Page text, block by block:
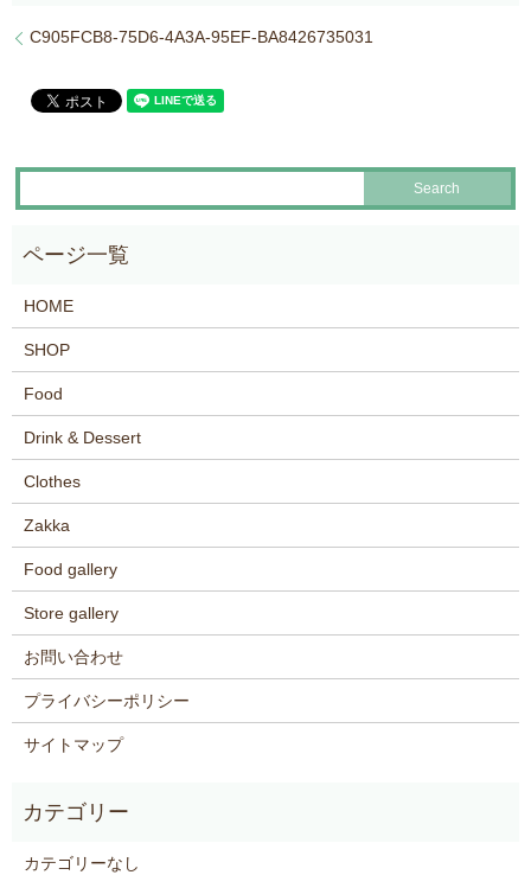
C905FCB8-75D6-4A3A-95EF-BA8426735031
HOME
SHOP
Food
Drink & Dessert
Clothes
Zakka
Food gallery
Store gallery
お問い合わせ
プライバシーポリシー
サイトマップ
カテゴリーなし